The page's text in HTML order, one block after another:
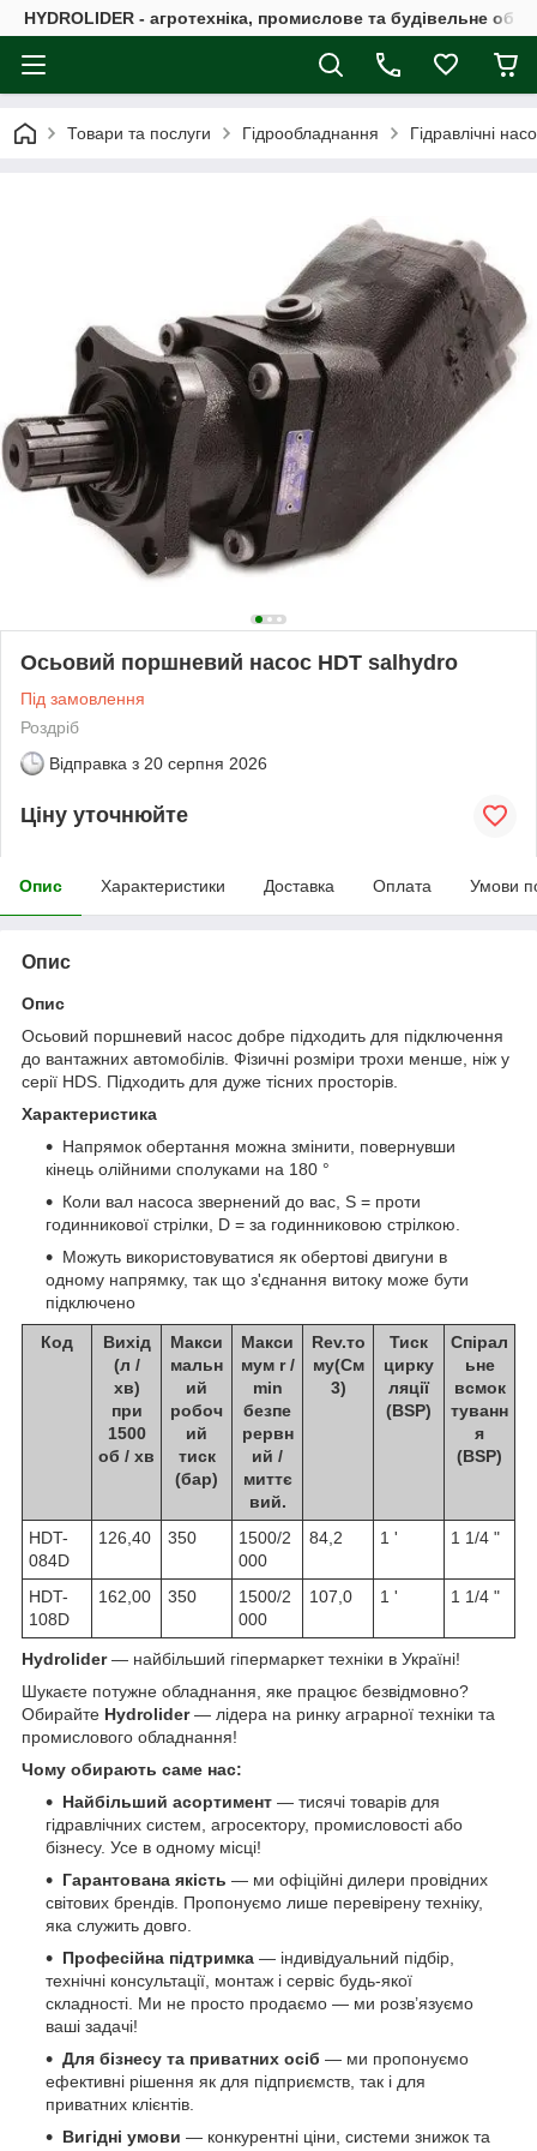
HYDROLIDER - агротехніка, промислове та будівельне
Товари та послуги Гідрообладнання Гідравлічні
Осьовий поршневий насос HDT salhydro
Під замовлення
Роздріб
Відправка з 20 серпня 2026
Ціну уточнюйте
Опис Характеристики Доставка Оплата Умови
Опис
Опис
Осьовий поршневий насос добре підходить для підключення
до вантажних автомобілів. Фізичні розміри трохи менше, ніж у
серії HDS. Підходить для дуже тісних просторів.
Характеристика
Напрямок обертання можна змінити, повернувши
кінець олійними сполуками на 180 °
Коли вал насоса звернений до вас, S = проти
годинникової стрілки, D = за годинниковою стрілкою.
Можуть використовуватися як обертові двигуни в
одному напрямку, так що з'єднання витоку може бути
підключено
Код
Вихід
(л /
хв)
при
1500
об / хв
Макси
мальн
ий
робоч
ий
тиск
(бар)
Макси
мум r /
min
безпе
рервн
ий /
миттє
вий.
Rev.то
му(См
3)
Тиск
цирку
ляції
(BSP)
Спірал
ьне
всмок
туванн
я
(BSP)
HDT-
084D
126,40 350
1500/2
000
84,2 1 ' 1 1/4 "
HDT-
108D
162,00 350
1500/2
000
107,0 1 ' 1 1/4 "
Hydrolider— найбільший гіпермаркет техніки в Україні!
Шукаєте потужне обладнання, яке працює безвідмовно?
Обирайте Hydrolider— лідера на ринку аграрної техніки та
промислового обладнання!
Чому обирають саме нас:
Найбільший асортимент — тисячі товарів для
гідравлічних систем, агросектору, промисловості або
бізнесу. Усе в одному місці!
Гарантована якість — ми офіційні дилери провідних
світових брендів. Пропонуємо лише перевірену техніку,
яка служить довго.
Професійна підтримка — індивідуальний підбір,
технічні консультації, монтаж і сервіс будь-якої
складності. Ми не просто продаємо — ми розв’язуємо
ваші задачі!
Для бізнесу та приватних осіб — ми пропонуємо
ефективні рішення як для підприємств, так і для
приватних клієнтів.
Вигідні умови — конкурентні ціни, системи знижок та